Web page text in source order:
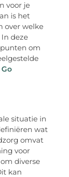
voor je
is het
over welke
deze
om
Go
situatie in
wat
omvat
voor
diverse
kan